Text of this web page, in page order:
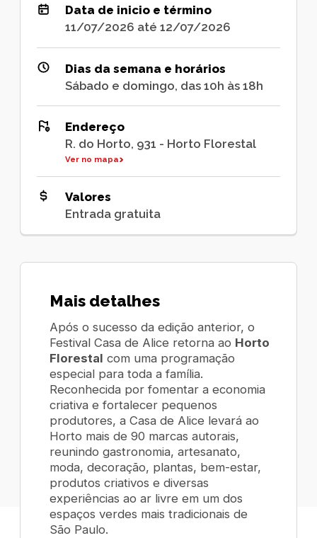
Data de inicio e término
11/07/2026 até 12/07/2026
Dias da semana e horários
Sábado e domingo, das 10h às 18h
Endereço
R. do Horto, 931 - Horto Florestal
Ver no mapa
Valores
Entrada gratuita
Mais detalhes
Após o sucesso da edição anterior, o
Festival Casa de Alice retorna ao Horto
Florestal com uma programação
especial para toda a família.
Reconhecida por fomentar a economia
criativa e fortalecer pequenos
produtores, a Casa de Alice levará ao
Horto mais de 90 marcas autorais,
reunindo gastronomia, artesanato,
moda, decoração, plantas, bem-estar,
produtos criativos e diversas
experiências ao ar livre em um dos
espaços verdes mais tradicionais de
São Paulo.